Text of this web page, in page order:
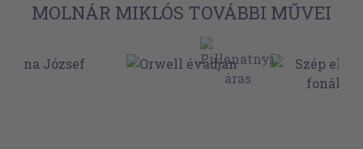
MOLNÁR MIKLÓS TOVÁBBI MŰVEI